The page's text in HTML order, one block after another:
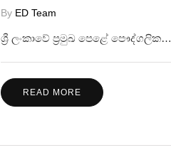
By ED Team
ශ්‍රී ලංකාවේ ප්‍රමුඛ පෙළේ පෞද්ගලික…
READ MORE